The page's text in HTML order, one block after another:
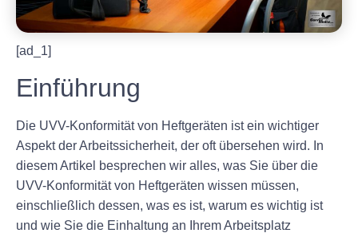
[ad_1]
Einführung
Die UVV-Konformität von Heftgeräten ist ein wichtiger
Aspekt der Arbeitssicherheit, der oft übersehen wird. In
diesem Artikel besprechen wir alles, was Sie über die
UVV-Konformität von Heftgeräten wissen müssen,
einschließlich dessen, was es ist, warum es wichtig ist
und wie Sie die Einhaltung an Ihrem Arbeitsplatz